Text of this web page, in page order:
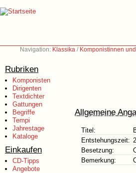
Navigation: Klassika / Komponistinnen
Rubriken
Komponisten
Dirigenten
Textdichter
Gattungen
Begriffe
Tempi
Jahrestage
Kataloge
Einkaufen
CD-Tipps
Angebote
Allgemeine
Titel:
Entstehungszeit:
Besetzung:
Bemerkung: